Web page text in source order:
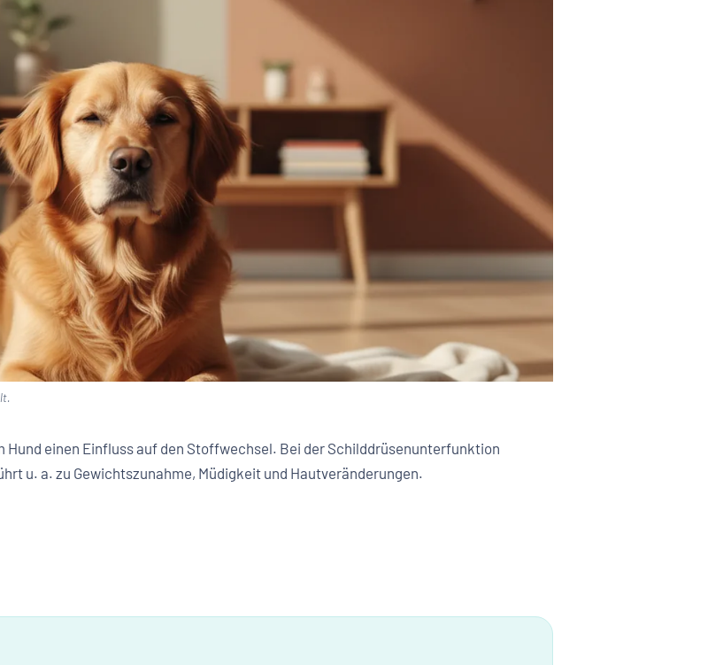
Hund einen Einfluss auf den Stoffwechsel. Bei der Schilddrüsenunterfunktion
u. a. zu Gewichtszunahme, Müdigkeit und Hautveränderungen.